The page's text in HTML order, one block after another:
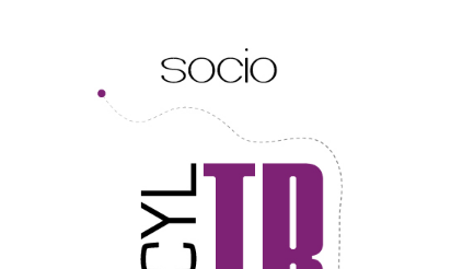
Cigales inaugura la
musealización de los arcos
de la Iglesia de Santiago
Apóstol